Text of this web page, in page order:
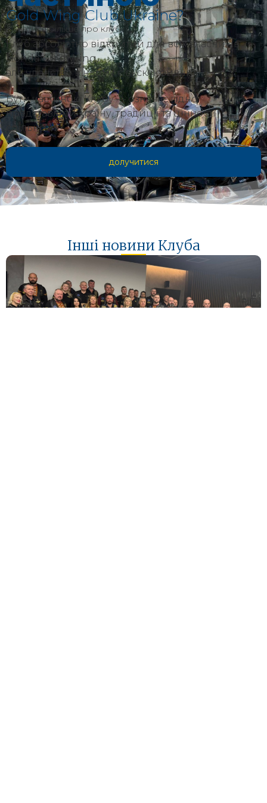
Gold Wing Club Ukraine?
дізнатися більше про клуб
Клуб абсолютно відкритий для всіх власників
Honda Gold Wing,
але членство в ньому є ексклюзивним.
Бути частиною Клубу — означає гідно
представляти країну, традиції та цінності
спільноти.
долучитися
Інші новини Клуба